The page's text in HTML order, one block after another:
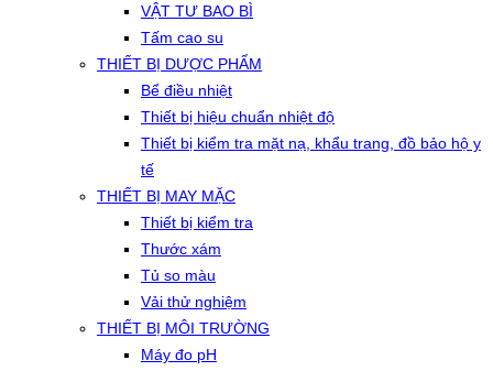
VẬT TƯ BAO BÌ
Tấm cao su
THIẾT BỊ DƯỢC PHẨM
Bể điều nhiệt
Thiết bị hiệu chuẩn nhiệt độ
Thiết bị kiểm tra mặt nạ, khẩu trang, đồ bảo hộ y
tế
THIẾT BỊ MAY MẶC
Thiết bị kiểm tra
Thước xám
Tủ so màu
Vải thử nghiệm
THIẾT BỊ MÔI TRƯỜNG
Máy đo pH